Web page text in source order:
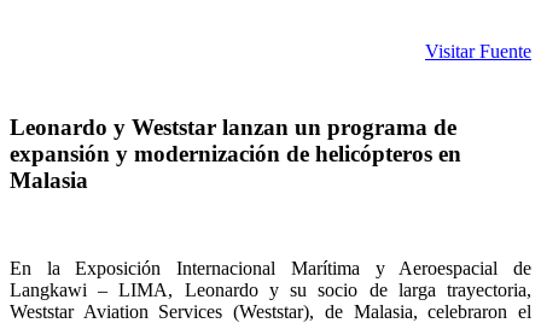
Visitar Fuente
Leonardo y Weststar lanzan un programa de
expansión y modernización de helicópteros en
Malasia
En la Exposición Internacional Marítima y Aeroespacial de
Langkawi – LIMA, Leonardo y su socio de larga trayectoria,
Weststar Aviation Services (Weststar), de Malasia, celebraron el